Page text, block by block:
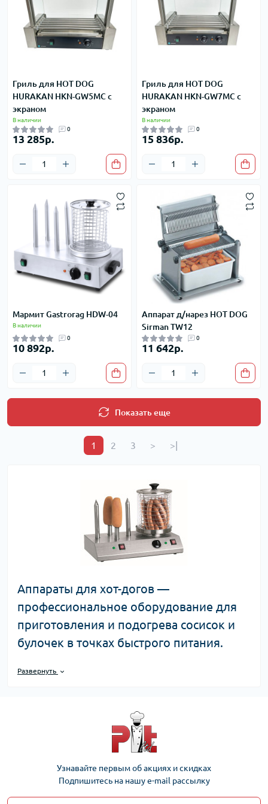
Гриль для HOT DOG
HURAKAN HKN-GW5MC с
экраном
В наличии
0
13 285р.
Гриль для HOT DOG
HURAKAN HKN-GW7MC с
экраном
В наличии
0
15 836р.
Мармит Gastrorag HDW-04
В наличии
0
10 892р.
Аппарат д/нарез HOT DOG
Sirman TW12
0
11 642р.
Показать еще
1 2 3 > >|
Аппараты для хот-догов —
профессиональное оборудование для
приготовления и подогрева сосисок и
булочек в точках быстрого питания.
Доставка по Москве — 1-2 дня, по
для открытия сосисочной или хот-дог
точки. Подберем оборудование под
О категории
Развернуть
Узнавайте первым об акциях и скидках
Подпишитесь на нашу e-mail рассылку